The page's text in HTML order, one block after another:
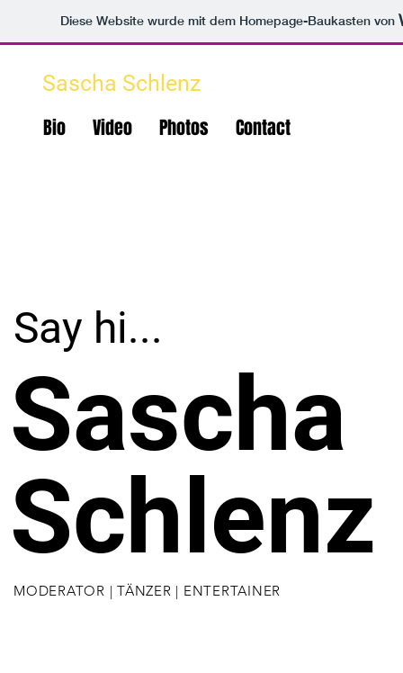
Diese Website wurde mit dem Homepage-Baukasten von
Sascha Schlenz
Bio Video Photos Contact
Say hi...
Sascha
Schlenz
MODERATOR | TÄNZER | ENTERTAINER